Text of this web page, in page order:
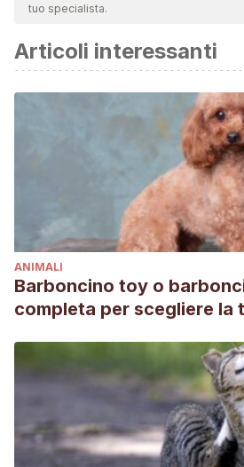
tuo specialista.
Articoli interessanti
ANIMALI
Barboncino toy o
completa per scegliere la